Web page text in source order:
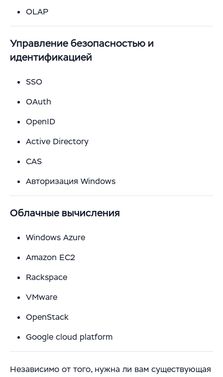
OLAP
Управление безопасностью и
идентификацией
SSO
OAuth
OpenID
Active Directory
CAS
Авторизация Windows
Облачные вычисления
Windows Azure
Amazon EC2
Rackspace
VMware
OpenStack
Google cloud platform
Независимо от того, нужна ли вам существующая